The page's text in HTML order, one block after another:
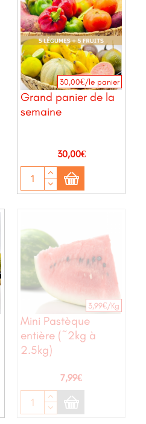
Grand panier de la
semaine
30,00€/le panier
Prix
30,00€
Mini Pastèque
entière (~2kg à
2.5kg)
3,99€/Kg
Prix
7,99€